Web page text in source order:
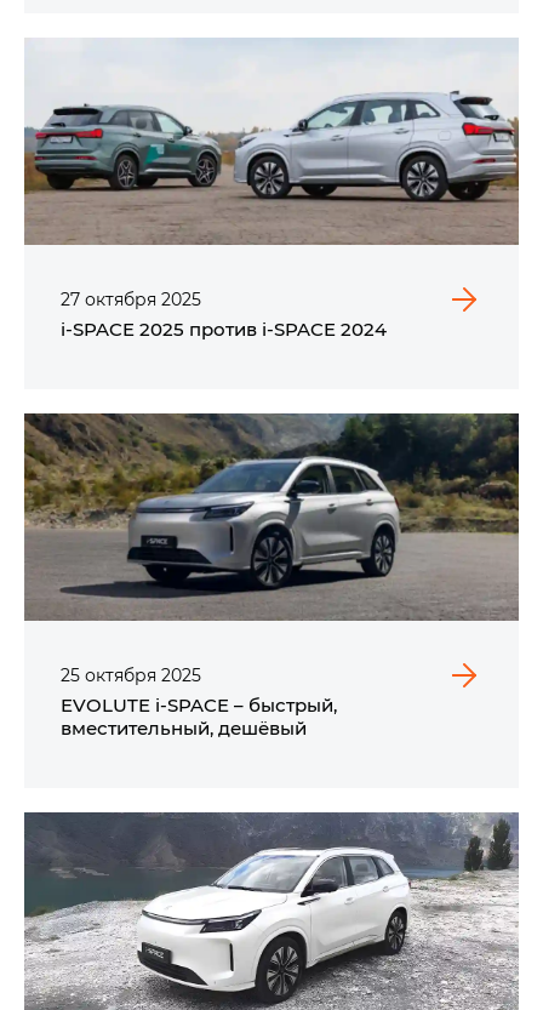
27 октября 2025
i‑SPACE 2025 против i‑SPACE 2024
25 октября 2025
EVOLUTE i‑SPACE – быстрый,
вместительный, дешёвый